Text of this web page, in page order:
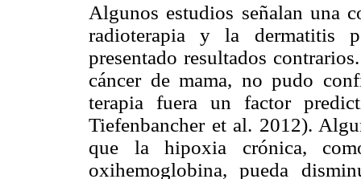
Algunos estudios señalan una
radioterapia y la dermatitis
presentado resultados
cáncer de mama, no pudo
terapia fuera un factor
Tiefenbancher et al. 2012).
que la hipoxia crónica,
oxihemoglobina, pueda